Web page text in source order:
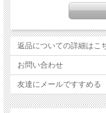
・知ることは力になる：
（セルフスターター）装
に埋め込まれたインジケ
定することが可能です。
・各車種用に最適化され
している物理センサーか
ーターキットはそれぞれ
ンストールが可能です。
返品についての詳細はこ
お問い合わせ
友達にメールですすめる